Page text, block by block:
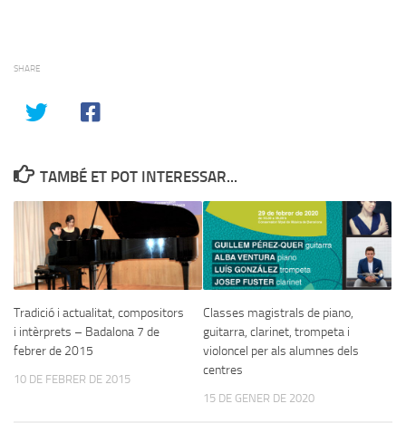
SHARE
TAMBÉ ET POT INTERESSAR...
Tradició i actualitat, compositors
i intèrprets – Badalona 7 de
febrer de 2015
10 DE FEBRER DE 2015
Classes magistrals de piano,
guitarra, clarinet, trompeta i
violoncel per als alumnes dels
centres
15 DE GENER DE 2020